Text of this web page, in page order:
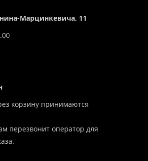
Марцинкевича, 11
корзину принимаются
перезвонит оператор для